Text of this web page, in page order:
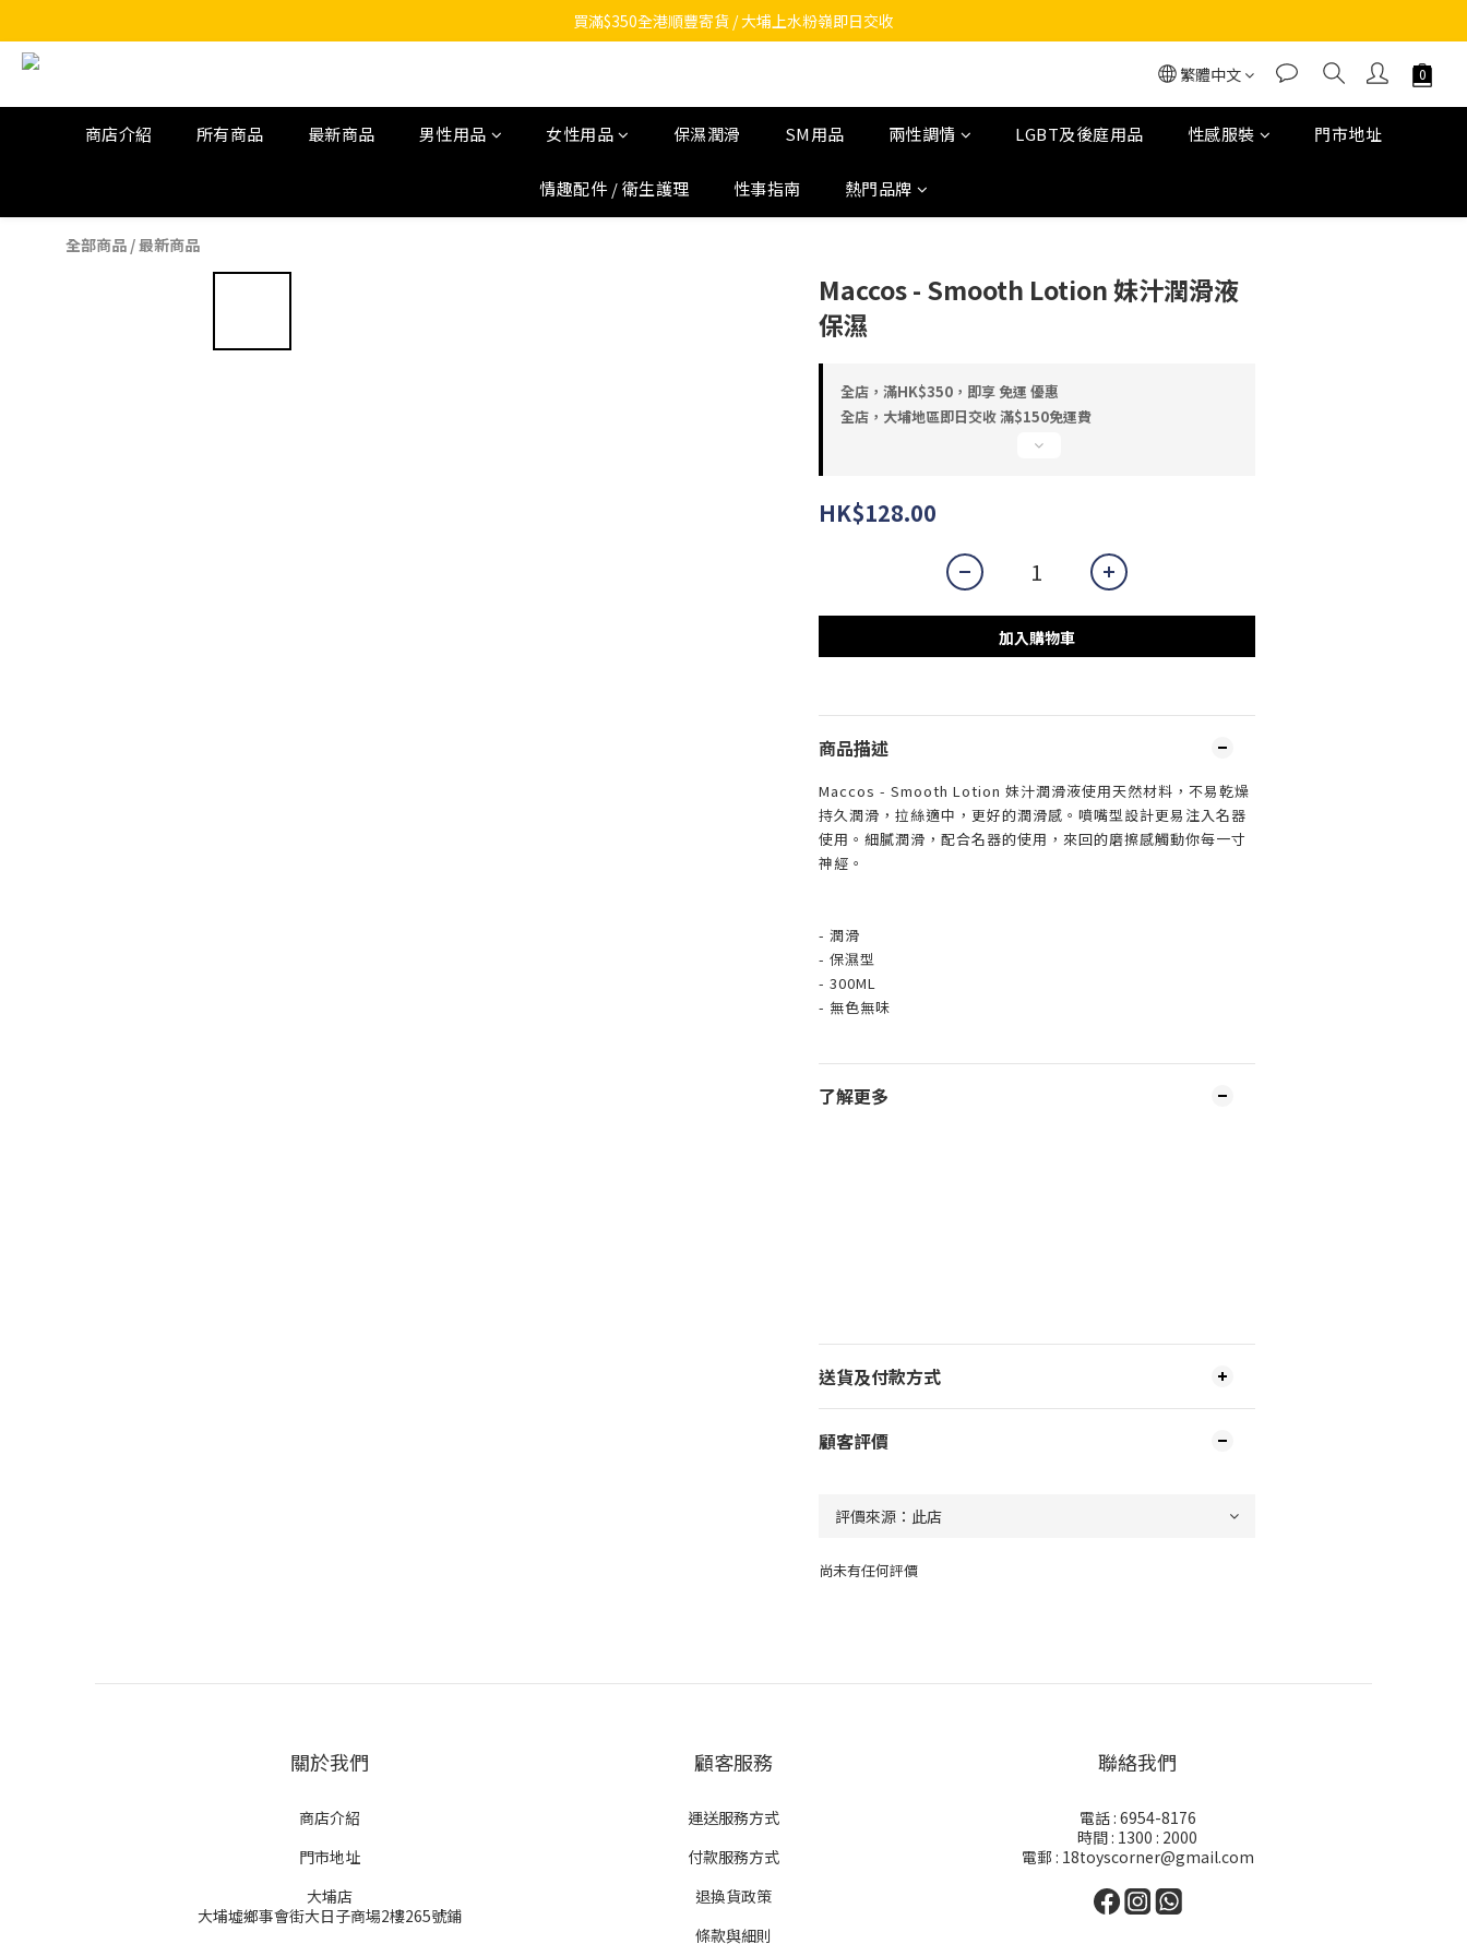
買滿$350全港順豐寄貨 / 大埔上水粉嶺即日交收
繁體中文
商店介紹 所有商品 最新商品 男性用品 女性用品 保濕潤滑 SM用品 兩性調情 LGBT及後庭用品 性感服裝 門市地址
情趣配件 / 衛生護理 性事指南 熱門品牌
全部商品 /最新商品
Maccos - Smooth Lotion 妹汁潤滑液
保濕
全店，滿HK$350，即享 免運 優惠
全店，大埔地區即日交收 滿$150免運費
HK$128.00
加入購物車
商品描述
Maccos - Smooth Lotion 妹汁潤滑液使用天然材料，不易乾燥
持久潤滑，拉絲適中，更好的潤滑感。噴嘴型設計更易注入名器
使用。細膩潤滑，配合名器的使用，來回的磨擦感觸動你每一寸
神經。
- 潤滑
- 保濕型
- 300ML
- 無色無味
了解更多
送貨及付款方式
顧客評價
尚未有任何評價
關於我們
商店介紹
門市地址
大埔店
大埔墟鄉事會街大日子商場2樓265號鋪
顧客服務
運送服務方式
付款服務方式
退換貨政策
條款與細則
聯絡我們
電話 : 6954-8176
時間 : 1300 : 2000
電郵 : 18toyscorner@gmail.com